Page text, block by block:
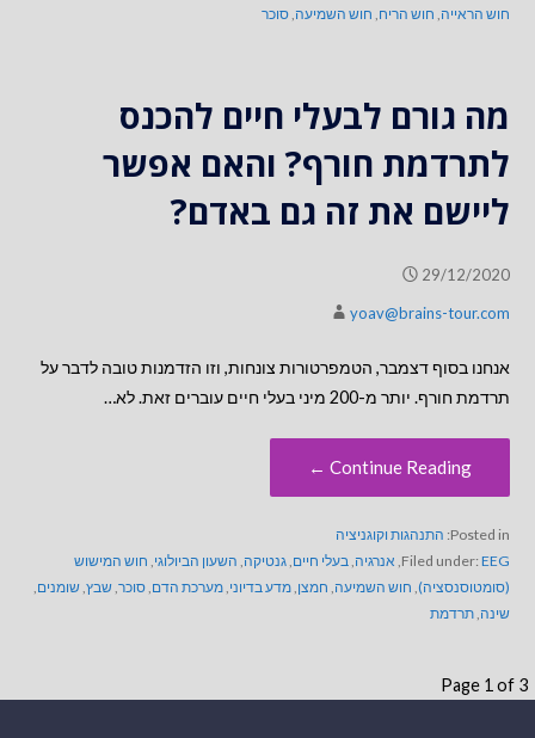
חוש הראייה, חוש הריח, חוש השמיעה,סוכר
מה גורם לבעלי חיים להכנס
לתרדמת חורף? והאם אפשר
ליישם את זה גם באדם?
29/12/2020
yoav@brains-tour.com
אנחנו בסוף דצמבר, הטמפרטורות צונחות, וזו הזדמנות טובה לדבר על
תרדמת חורף. יותר מ-200 מיני בעלי חיים עוברים זאת. לא…
Continue Reading ←
Posted in: התנהגות וקוגניציה
Filed under:EEG
, אנרגיה,בעלי חיים,גנטיקה, השעון הביולוגי, חוש המישוש
(סומטוסנסציה), חוש השמיעה, חמצן,מדע בדיוני,מערכת הדם,סוכר,שבץ,שומנים,
שינה,תרדמת
פ
Page 1 of 3